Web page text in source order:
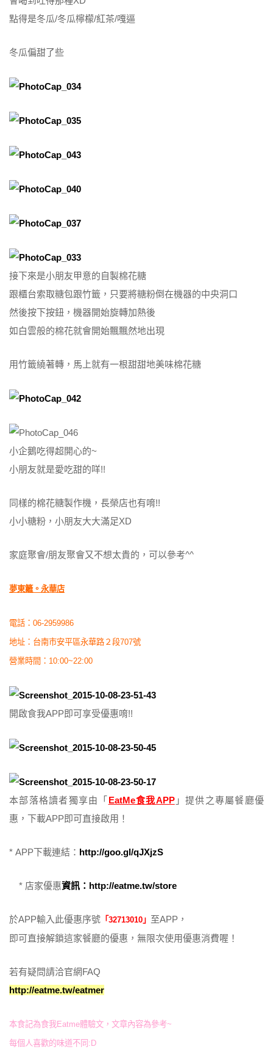
點得是冬瓜/冬瓜檸檬/紅茶/嘎逼
冬瓜偏甜了些
接下來是小朋友甲意的自製棉花糖
跟櫃台索取糖包跟竹籤，只要將糖粉倒在機器的中央洞口
然後按下按鈕，機器開始旋轉加熱後
如白雲般的棉花就會開始飄飄然地出現
用竹籤繞著轉，馬上就有一根甜甜地美味棉花糖
小企鵝吃得超開心的~
小朋友就是愛吃甜的咩!!
同樣的棉花糖製作機，長榮店也有唷!!
小小糖粉，小朋友大大滿足XD
家庭聚會/朋友聚會又不想太貴的，可以參考^^
夢東籬。永華店
電話：06-2959986
地址：台南市安平區永華路２段707號
營業時間：10:00~22:00
開啟食我APP即可享受優惠唷!!
本部落格讀者獨享由「 EatMe食我APP」提供之專屬餐廳優
惠，下載APP即可直接啟用！
* APP下載連結： http://goo.gl/qJXjzS
* 店家優惠資訊： http://eatme.tw/store
於APP輸入此優惠序號 「32713010」 至APP，
即可直接解鎖這家餐廳的優惠，無限次使用優惠消費喔！
若有疑問請洽官網FAQ
http://eatme.tw/eatmer
本食記為食我Eatme體驗文，文章內容為參考~
每個人喜歡的味道不同:D